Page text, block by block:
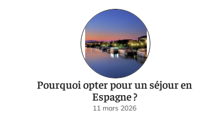
Pourquoi opter pour un séjour en
Espagne ?
11 mars 2026